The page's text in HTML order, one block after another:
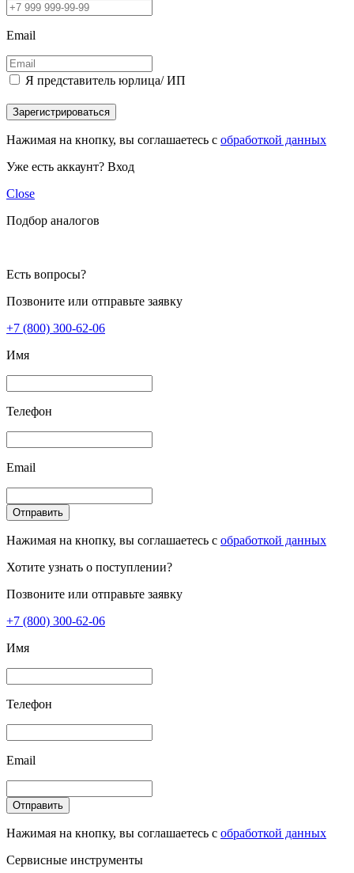
Email
Я представитель юрлица/ ИП
Зарегистрироваться
Нажимая на кнопку, вы соглашаетесь с обработкой данных
Уже есть аккаунт? Вход
Close
Подбор аналогов
Есть вопросы?
Позвоните или отправьте заявку
+7 (800) 300-62-06
Имя
Телефон
Email
Отправить
Нажимая на кнопку, вы соглашаетесь с обработкой данных
Хотите узнать о поступлении?
Позвоните или отправьте заявку
+7 (800) 300-62-06
Имя
Телефон
Email
Отправить
Нажимая на кнопку, вы соглашаетесь с обработкой данных
Сервисные инструменты